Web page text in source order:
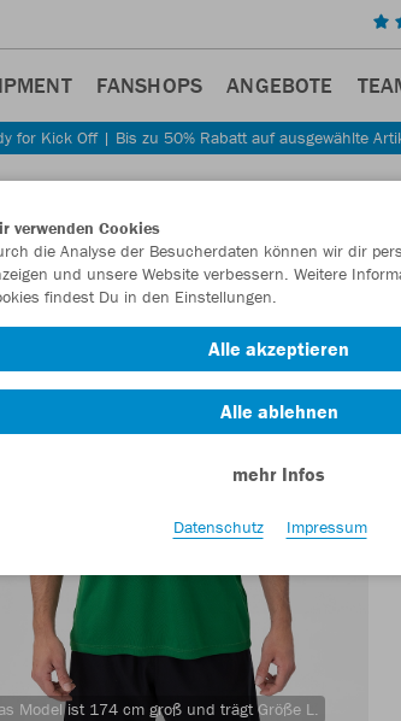
FANSHOPS ANGEBOTE
for Kick Off | Bis zu 50% Rabatt auf ausgewählte
Model ist 174 cm groß und trägt Größe L.
verwenden Cookies
die Analyse der Besucherdaten können wir dir
und unsere Website verbessern. Weitere
findest Du in den Einstellungen.
Alle akzeptieren
Alle ablehnen
mehr Infos
Datenschutz Impressum